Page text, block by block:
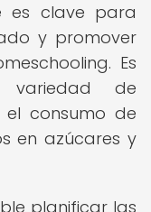
es clave para
y promover
Es
variedad de
el consumo de
en azúcares y
planificar las